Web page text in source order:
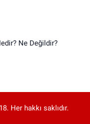
Ne Değildir?
Her hakkı saklıdır.